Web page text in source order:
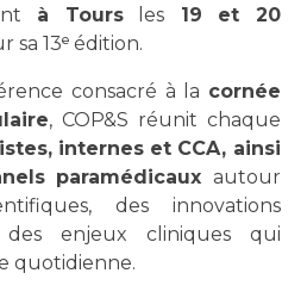
à Toursles 19 et 20
sa 13ᵉ édition.
consacré à la cornée
, COP&S réunit chaque
internes et CCA, ainsi
paramédicaux autour
des innovations
enjeux cliniques qui
quotidienne.